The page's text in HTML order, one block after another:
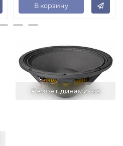
В корзину
Ремонт динамиков